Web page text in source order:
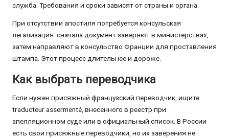
служба. Требования и сроки зависят от страны и органа.
При отсутствии апостиля потребуется консульская
легализация: сначала документ заверяют в министерствах,
затем направляют в консульство Франции для проставления
штампа. Этот процесс длительнее и дороже.
Как выбрать переводчика
Если нужен присяжный французский переводчик, ищите
traducteur assermenté, внесенного в реестр при
апелляционном суде или в официальный список. В России
есть свои присяжные переводчики, но их заверения не